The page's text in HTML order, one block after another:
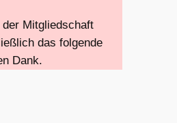
der Mitgliedschaft
das folgende
Dank.